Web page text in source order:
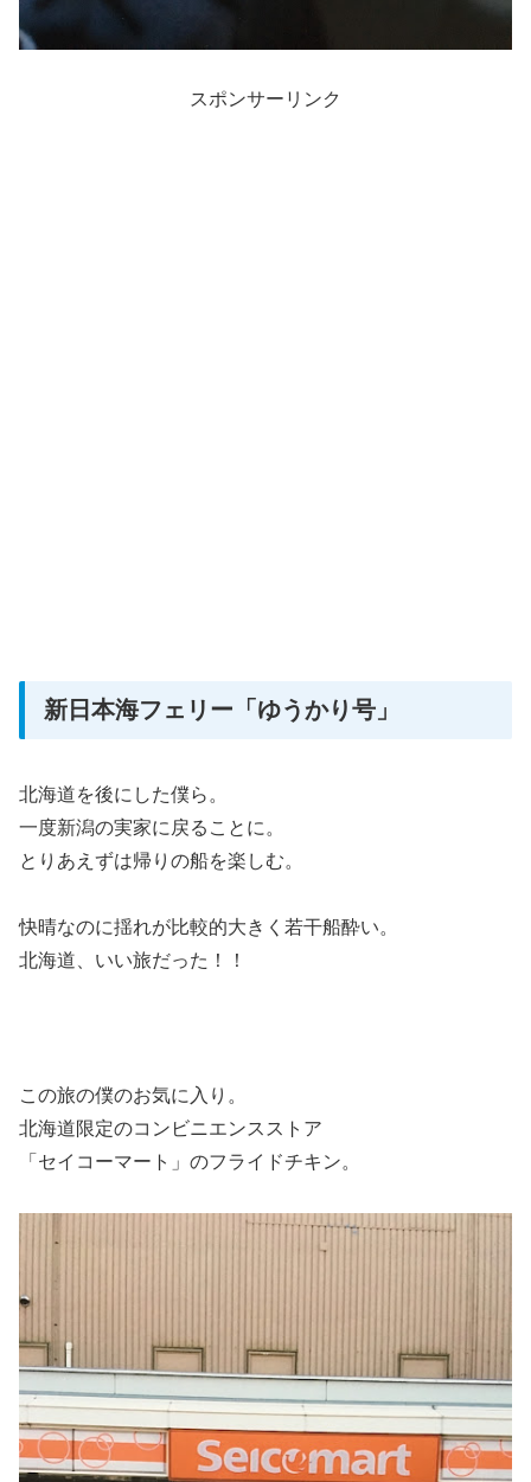
スポンサーリンク
新日本海フェリー「ゆうかり号」
北海道を後にした僕ら。
一度新潟の実家に戻ることに。
とりあえずは帰りの船を楽しむ。
快晴なのに揺れが比較的大きく若干船酔い。
北海道、いい旅だった！！
この旅の僕のお気に入り。
北海道限定のコンビニエンスストア
「セイコーマート」のフライドチキン。